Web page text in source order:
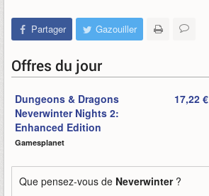
Partager Gazouiller
Offres du jour
Dungeons & Dragons
Neverwinter Nights 2:
Enhanced Edition
Gamesplanet
17,22 €
Que pensez-vous de Neverwinter?